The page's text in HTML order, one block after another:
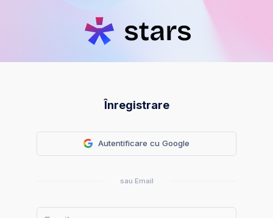
Înregistrare
Autentificare cu Google
sau Email